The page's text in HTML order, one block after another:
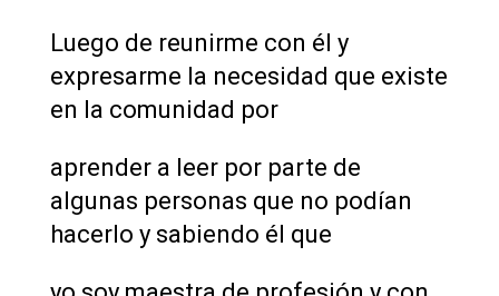
Luego de reunirme con él y
expresarme la necesidad que existe
en la comunidad por
aprender a leer por parte de
algunas personas que no podían
hacerlo y sabiendo él que